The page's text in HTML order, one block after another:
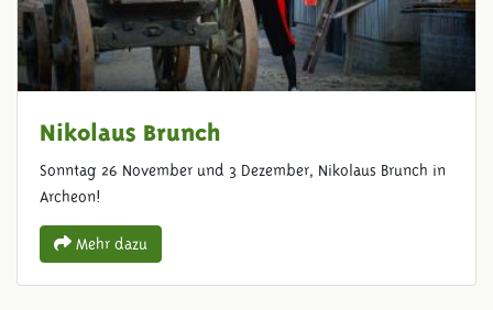
Nikolaus Brunch
Sonntag 26 November und 3 Dezember, Nikolaus Brunch in
Archeon!
Mehr dazu